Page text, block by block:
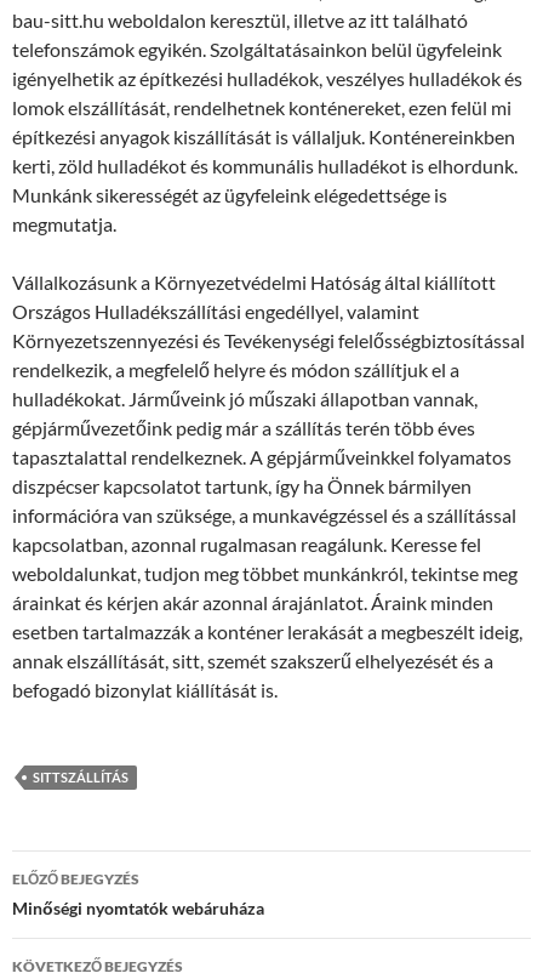
bau-sitt.hu weboldalon keresztül, illetve az itt található
telefonszámok egyikén. Szolgáltatásainkon belül ügyfeleink
igényelhetik az építkezési hulladékok, veszélyes hulladékok és
lomok elszállítását, rendelhetnek konténereket, ezen felül mi
építkezési anyagok kiszállítását is vállaljuk. Konténereinkben
kerti, zöld hulladékot és kommunális hulladékot is elhordunk.
Munkánk sikerességét az ügyfeleink elégedettsége is
megmutatja.
Vállalkozásunk a Környezetvédelmi Hatóság által kiállított
Országos Hulladékszállítási engedéllyel, valamint
Környezetszennyezési és Tevékenységi felelősségbiztosítással
rendelkezik, a megfelelő helyre és módon szállítjuk el a
hulladékokat. Járműveink jó műszaki állapotban vannak,
gépjárművezetőink pedig már a szállítás terén több éves
tapasztalattal rendelkeznek. A gépjárműveinkkel folyamatos
diszpécser kapcsolatot tartunk, így ha Önnek bármilyen
információra van szüksége, a munkavégzéssel és a szállítással
kapcsolatban, azonnal rugalmasan reagálunk. Keresse fel
weboldalunkat, tudjon meg többet munkánkról, tekintse meg
árainkat és kérjen akár azonnal árajánlatot. Áraink minden
esetben tartalmazzák a konténer lerakását a megbeszélt ideig,
annak elszállítását, sitt, szemét szakszerű elhelyezését és a
befogadó bizonylat kiállítását is.
SITTSZÁLLÍTÁS
Bejegyzés
navigáció
ELŐZŐ BEJEGYZÉS
Minőségi nyomtatók webáruháza
KÖVETKEZŐ BEJEGYZÉS